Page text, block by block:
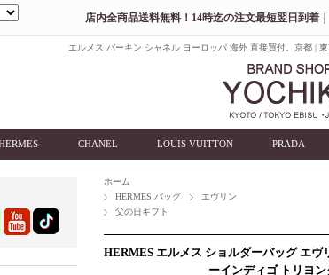
店内全商品送料無料！14時迄の注文最短翌日到着
エルメス バーキン シャネル ヨーロッパ 海外 直接買付。京都 |
CHANEL LOUIS VUITTON PRADA
ホーム
HERMES バッグ
エヴリン
父の日ギフト
HERMES エルメス ショルダーバッグ エ
ーインディゴ トリヨ